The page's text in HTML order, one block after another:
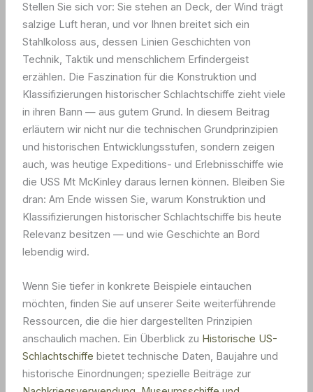
Stellen Sie sich vor: Sie stehen an Deck, der Wind trägt
salzige Luft heran, und vor Ihnen breitet sich ein
Stahlkoloss aus, dessen Linien Geschichten von
Technik, Taktik und menschlichem Erfindergeist
erzählen. Die Faszination für die Konstruktion und
Klassifizierungen historischer Schlachtschiffe zieht viele
in ihren Bann — aus gutem Grund. In diesem Beitrag
erläutern wir nicht nur die technischen Grundprinzipien
und historischen Entwicklungsstufen, sondern zeigen
auch, was heutige Expeditions- und Erlebnisschiffe wie
die USS Mt McKinley daraus lernen können. Bleiben Sie
dran: Am Ende wissen Sie, warum Konstruktion und
Klassifizierungen historischer Schlachtschiffe bis heute
Relevanz besitzen — und wie Geschichte an Bord
lebendig wird.
Wenn Sie tiefer in konkrete Beispiele eintauchen
möchten, finden Sie auf unserer Seite weiterführende
Ressourcen, die die hier dargestellten Prinzipien
anschaulich machen. Ein Überblick zu Historische US-
Schlachtschiffe bietet technische Daten, Baujahre und
historische Einordnungen; spezielle Beiträge zur